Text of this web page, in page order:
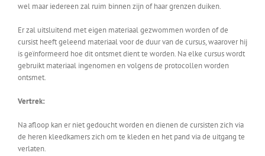
wel maar iedereen zal ruim binnen zijn of haar grenzen duiken.
Er zal uitsluitend met eigen materiaal gezwommen worden of de
cursist heeft geleend materiaal voor de duur van de cursus, waarover hij
is geïnformeerd hoe dit ontsmet dient te worden. Na elke cursus wordt
gebruikt materiaal ingenomen en volgens de protocollen worden
ontsmet.
Vertrek:
Na afloop kan er niet gedoucht worden en dienen de cursisten zich via
de heren kleedkamers zich om te kleden en het pand via de uitgang te
verlaten.